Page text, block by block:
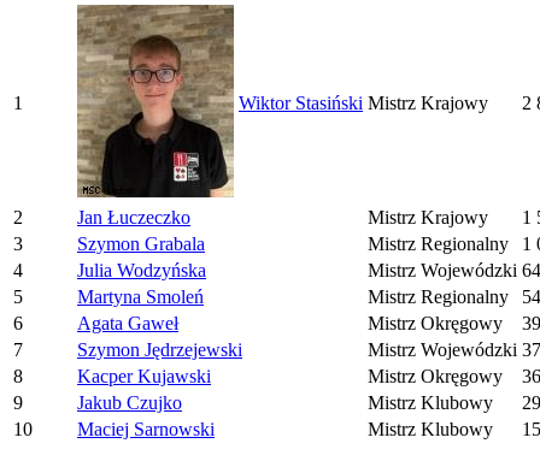
1 Wiktor Stasiński Mistrz Krajowy 2
2 Jan Łuczeczko Mistrz Krajowy
1
3
Szymon Grabala Mistrz Regionalny
1
4
Julia Wodzyńska Mistrz Wojewódzki
5
Martyna Smoleń Mistrz Regionalny
6
Agata Gaweł Mistrz Okręgowy
7
Szymon Jędrzejewski Mistrz Wojewódzki
8
Kacper Kujawski Mistrz Okręgowy
9
Jakub Czujko Mistrz Klubowy
10
Maciej Sarnowski Mistrz Klubowy